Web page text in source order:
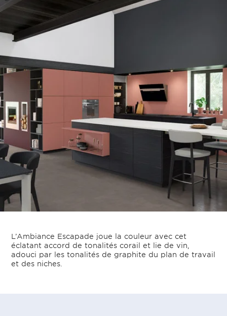
PRENDRE RENDEZ-VOUS
L’Ambiance Escapade joue la couleur avec cet
éclatant accord de tonalités corail et lie de vin,
adouci par les tonalités de graphite du plan de travail
et des niches.